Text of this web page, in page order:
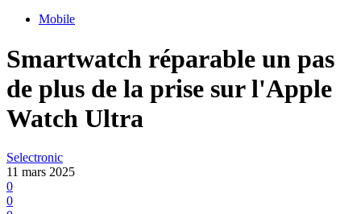
Mobile
Smartwatch réparable un pas
de plus de la prise sur l'Apple
Watch Ultra
Selectronic
11 mars 2025
0
0